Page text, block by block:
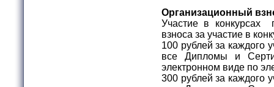
Организационный
Участие в конкурсах
взноса за участие в
100 рублей за каждого
все Дипломы и
электронном виде по
300 рублей за каждого